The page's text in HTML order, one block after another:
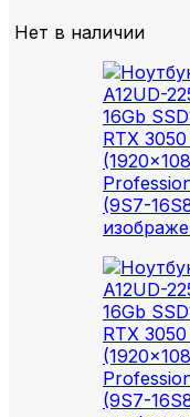
Нет в наличии